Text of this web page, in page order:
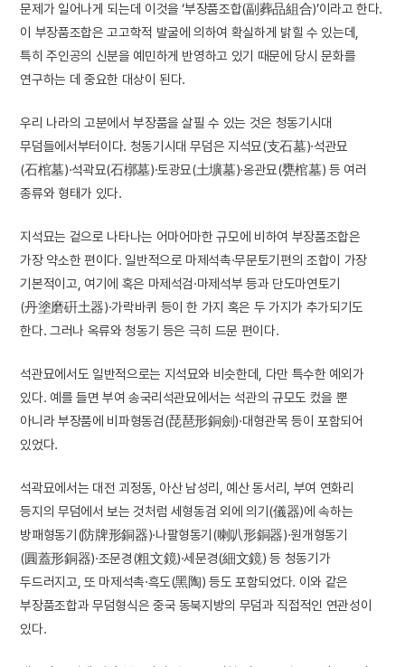
문제가 일어나게 되는데 이것을 ‘부장품조합(副葬品組合)’이라고 한다.
이 부장품조합은 고고학적 발굴에 의하여 확실하게 밝힐 수 있는데,
특히 주인공의 신분을 예민하게 반영하고 있기 때문에 당시 문화를
연구하는 데 중요한 대상이 된다.
우리 나라의 고분에서 부장품을 살필 수 있는 것은 청동기시대
무덤들에서부터이다. 청동기시대 무덤은 지석묘(支石墓)·석관묘
(石棺墓)·석곽묘(石槨墓)·토광묘(土壙墓)·옹관묘(甕棺墓) 등 여러
종류와 형태가 있다.
지석묘는 겉으로 나타나는 어마어마한 규모에 비하여 부장품조합은
가장 약소한 편이다. 일반적으로 마제석촉·무문토기편의 조합이 가장
기본적이고, 여기에 혹은 마제석검·마제석부 등과 단도마연토기
(丹塗磨硏土器)·가락바퀴 등이 한 가지 혹은 두 가지가 추가되기도
한다. 그러나 옥류와 청동기 등은 극히 드문 편이다.
석관묘에서도 일반적으로는 지석묘와 비슷한데, 다만 특수한 예외가
있다. 예를 들면 부여 송국리석관묘에서는 석관의 규모도 컸을 뿐
아니라 부장품에 비파형동검(琵琶形銅劍)·대형관목 등이 포함되어
있었다.
석곽묘에서는 대전 괴정동, 아산 남성리, 예산 동서리, 부여 연화리
등지의 무덤에서 보는 것처럼 세형동검 외에 의기(儀器)에 속하는
방패형동기(防牌形銅器)·나팔형동기(喇叭形銅器)·원개형동기
(圓蓋形銅器)·조문경(粗文鏡)·세문경(細文鏡) 등 청동기가
두드러지고, 또 마제석촉·흑도(黑陶) 등도 포함되었다. 이와 같은
부장품조합과 무덤형식은 중국 동북지방의 무덤과 직접적인 연관성이
있다.